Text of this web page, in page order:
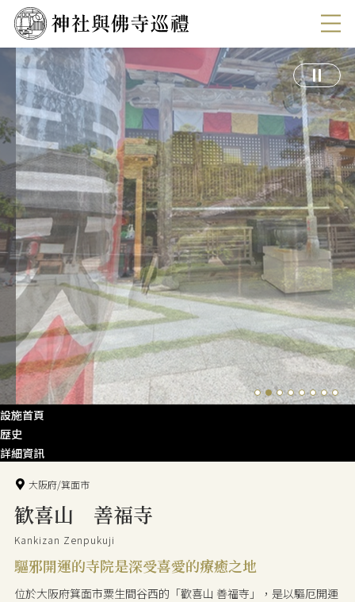
設施首頁
歴史
詳細資訊
大阪府/箕面市
歓喜山 善福寺
Kankizan Zenpukuji
驅邪開運的寺院是深受喜愛的療癒之地
位於大阪府箕面市粟生間谷西的「歡喜山 善福寺」，是以驅厄開運